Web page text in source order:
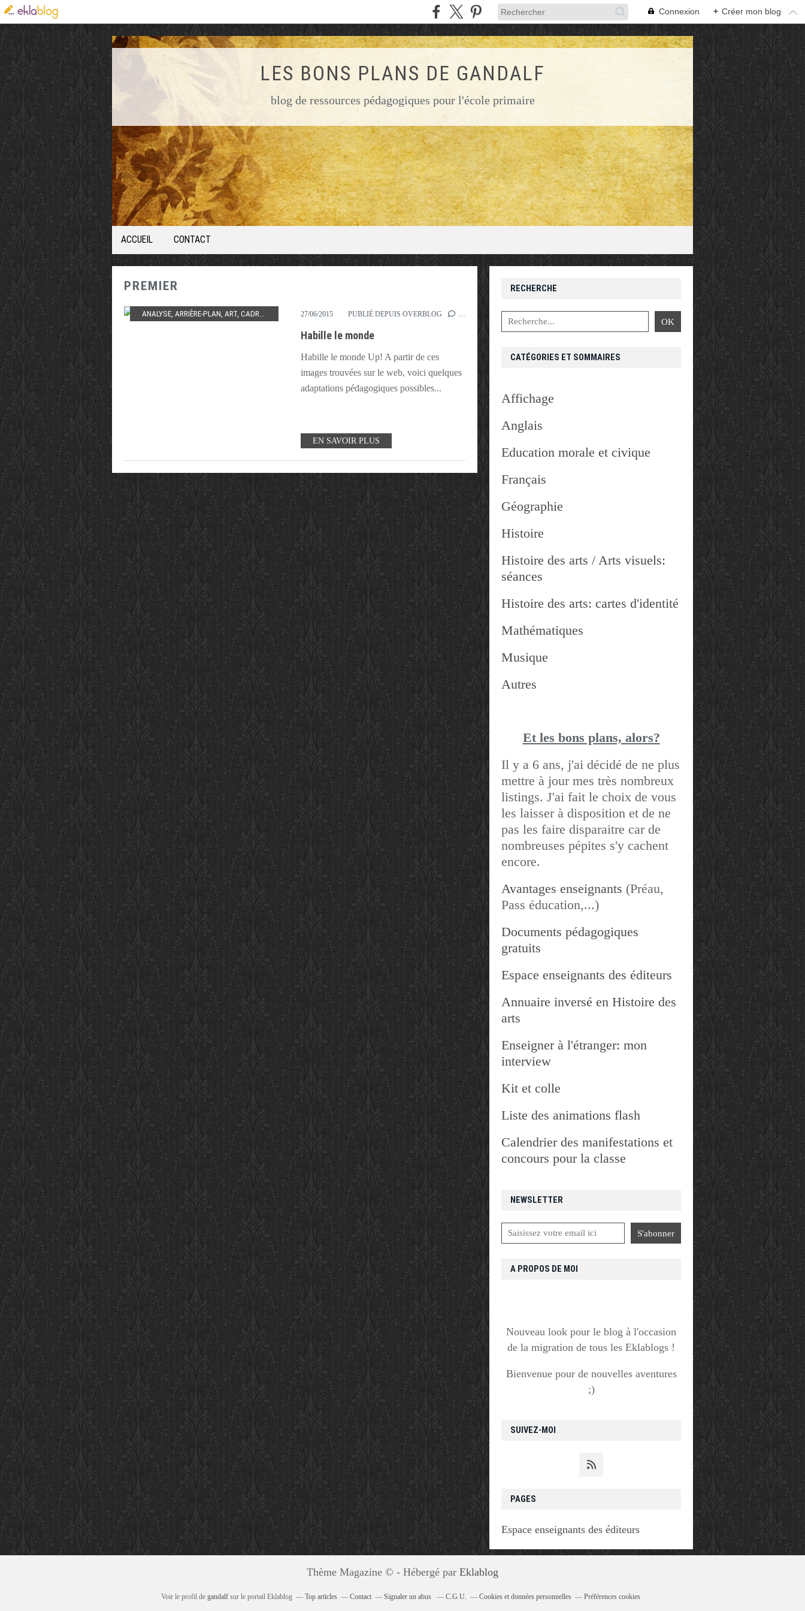
Connexion + Créer mon blog
LES BONS PLANS DE GANDALF
blog de ressources pédagogiques pour l'école primaire
ACCUEIL CONTACT
PREMIER
ANALYSE ARRIÈRE-PLAN ART CADRAGE ,DESCRIPTION ,GÉOGRAPHIE,HABILLE,MONDE,PHOTO ,POINT DE VUE,PREMIER
27/06/2015 PUBLIÉ DEPUIS OVERBLOG
Habille le monde
Habille le monde Up! A partir de ces
images trouvées sur le web, voici quelques
adaptations pédagogiques possibles...
EN SAVOIR PLUS
NEWSLETTER
SUIVEZ-MOI
RECHERCHE
PAGES
Espace enseignants des éditeurs
CATÉGORIES ET SOMMAIRES
Affichage
Anglais
Education morale et civique
Français
Géographie
Histoire
Histoire des arts / Arts visuels:
séances
Histoire des arts: cartes d'identité
Mathématiques
Musique
Autres
Et les bons plans, alors?
Il y a 6 ans, j'ai décidé de ne plus
mettre à jour mes très nombreux
listings. J'ai fait le choix de vous
les laisser à disposition et de ne
pas les faire disparaitre car de
nombreuses pépites s'y cachent
encore.
Avantages enseignants (Préau,
Pass éducation,...)
Documents pédagogiques
gratuits
Espace enseignants des éditeurs
Annuaire inversé en Histoire des
arts
Enseigner à l'étranger: mon
interview
Kit et colle
Liste des animations flash
Calendrier des manifestations et
concours pour la classe
A PROPOS DE MOI
Nouveau look pour le blog à l'occasion
de la migration de tous les Eklablogs !
Bienvenue pour de nouvelles aventures
;)
Thème Magazine © - Hébergé par Eklablog
Voir le profil de gandalf sur le portail Eklablog Top articles Contact Signaler un abus C.G.U. Cookies et données personnelles Préférences cookies